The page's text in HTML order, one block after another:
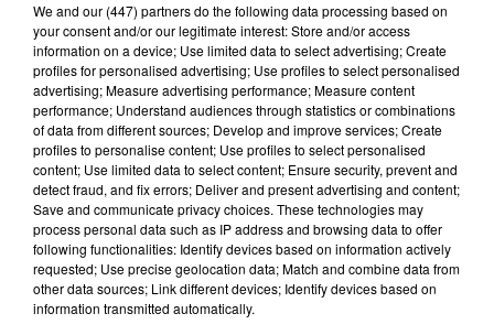
Lecture (2 min 22 sec)
100%
100% Radio les infos des Hautes-Pyrénées
We and our (447) partnersdo the following data processing based on
your consent and/or our legitimate interest: Store and/or access
information on a device; Use limited data to select advertising; Create
profiles for personalised advertising; Use profiles to select personalised
advertising; Measure advertising performance; Measure content
performance; Understand audiences through statistics or combinations
of data from different sources; Develop and improve services; Create
profiles to personalise content; Use profiles to select personalised
content; Use limited data to select content; Ensure security, prevent and
detect fraud, and fix errors; Deliver and present advertising and content;
Save and communicate privacy choices. These technologies may
process personal data such as IP address and browsing data to offer
following functionalities: Identify devices based on information actively
requested; Use precise geolocation data; Match and combine data from
other data sources; Link different devices; Identify devices based on
information transmitted automatically.